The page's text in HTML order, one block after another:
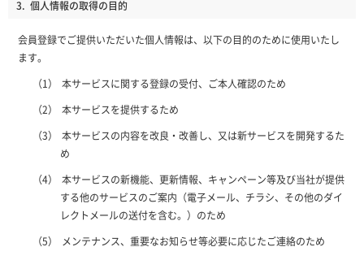
3. 個人情報の取得の目的
会員登録でご提供いただいた個人情報は、以下の目的のために使用いたし
ます。
本サービスに関する登録の受付、ご本人確認のため
本サービスを提供するため
本サービスの内容を改良・改善し、又は新サービスを開発するた
め
本サービスの新機能、更新情報、キャンペーン等及び当社が提供
する他のサービスのご案内（電子メール、チラシ、その他のダイ
レクトメールの送付を含む。）のため
メンテナンス、重要なお知らせ等必要に応じたご連絡のため